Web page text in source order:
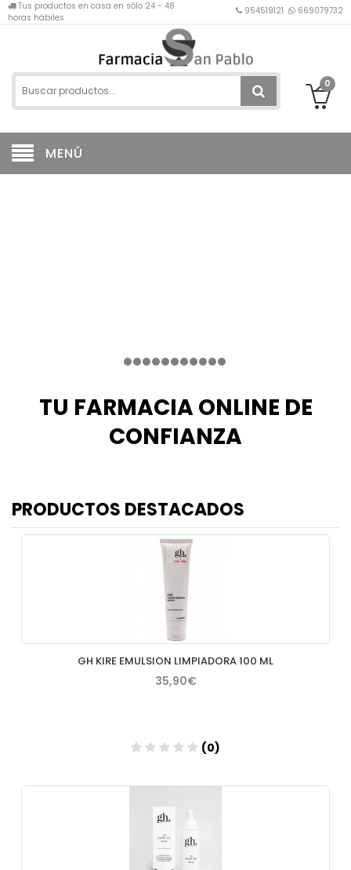
Tus productos en casa en sólo 24 - 48
horas hábiles
954519121 669079732
0
MENÚ
TU FARMACIA ONLINE DE
CONFIANZA
PRODUCTOS DESTACADOS
GH KIRE EMULSION LIMPIADORA 100 ML
35,90€
(0)
Añadir